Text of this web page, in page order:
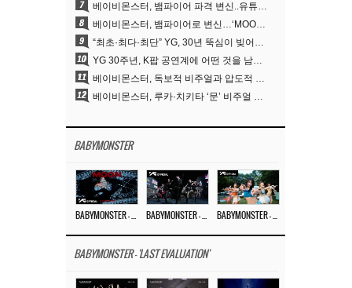
7 베이비몬스터, 뱀파이어 파격 변신..유튜브 트렌딩 1위 직행
8 베이비몬스터, 뱀파이어로 변신…‘MOON’으로 찍은 3개월 프로젝트
9 “최초·최다·최단” YG, 30년 뚝심이 빚어낸 K팝 투어의 새 지평
10 YG 30주년, K팝 공연계에 어떤 것을 남겼나
11 베이비몬스터, 독보적 비주얼과 압도적 소화력..’MOON’
12 베이비몬스터, 루카·치키타 ‘문’ 비주얼 공개…절제된 카리스마·유니크 비주얼
BABYMONSTER
BABYMONSTER - 'LAST EVALUATION'